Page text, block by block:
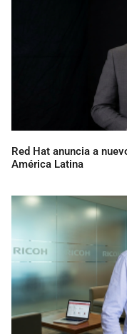
Red Hat anuncia a
América Latina